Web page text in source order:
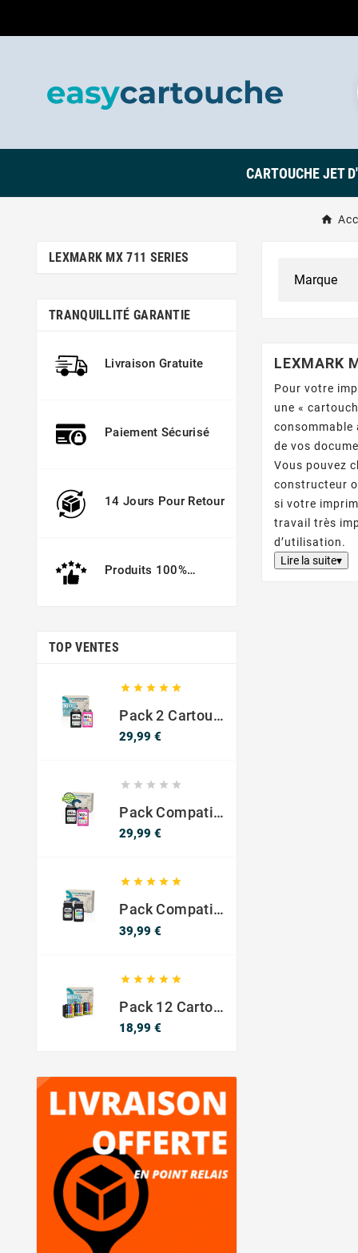
CARTOUCHE JET
LEXMARK MX 711 SERIES
TRANQUILLITÉ GARANTIE
Livraison Gratuite
Paiement Sécurisé
14 Jours Pour Retour
Produits 100%
TOP VENTES
    
Pack 2 Cartouches Compatible Avec HP 301 XL Noir Et Couleur
29,99 €
    
Pack Compatible Avec HP 302 XL Noir Et Couleur - SANS NIVEAU ENCRE
29,99 €
    
Pack Compatible Canon PG-540 XL / CL-541 XL – Noir & Couleur – Haute Capacité
39,99 €
    
Pack 12 Cartouches Compatible EPSON 603XL
18,99 €
LEXMARK
Pour votre
une «
consommable
de vos
Vous pouvez
constructeur
si votre
travail très
d’utilisation.
Lire la suite▾